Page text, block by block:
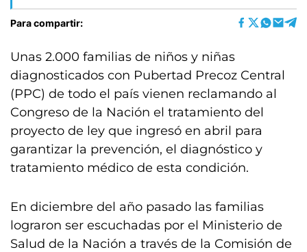
Para compartir:
Unas 2.000 familias de niños y niñas
diagnosticados con Pubertad Precoz Central
(PPC) de todo el país vienen reclamando al
Congreso de la Nación el tratamiento del
proyecto de ley que ingresó en abril para
garantizar la prevención, el diagnóstico y
tratamiento médico de esta condición.
En diciembre del año pasado las familias
lograron ser escuchadas por el Ministerio de
Salud de la Nación a través de la Comisión de